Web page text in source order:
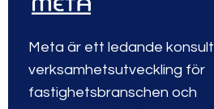
Meta är ett ledande
verksamhetsutveckling för
fastighetsbranschen och